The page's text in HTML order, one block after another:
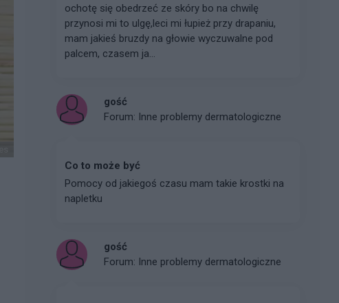
ochotę się obedrzeć ze skóry bo na chwilę
przynosi mi to ulgę,leci mi łupież przy drapaniu,
mam jakieś bruzdy na głowie wyczuwalne pod
palcem, czasem ja...
gość
Forum: Inne problemy dermatologiczne
Co to może być
Pomocy od jakiegoś czasu mam takie krostki na
napletku
gość
Forum: Inne problemy dermatologiczne